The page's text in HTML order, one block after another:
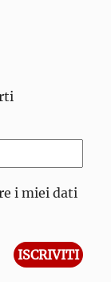
i miei dati